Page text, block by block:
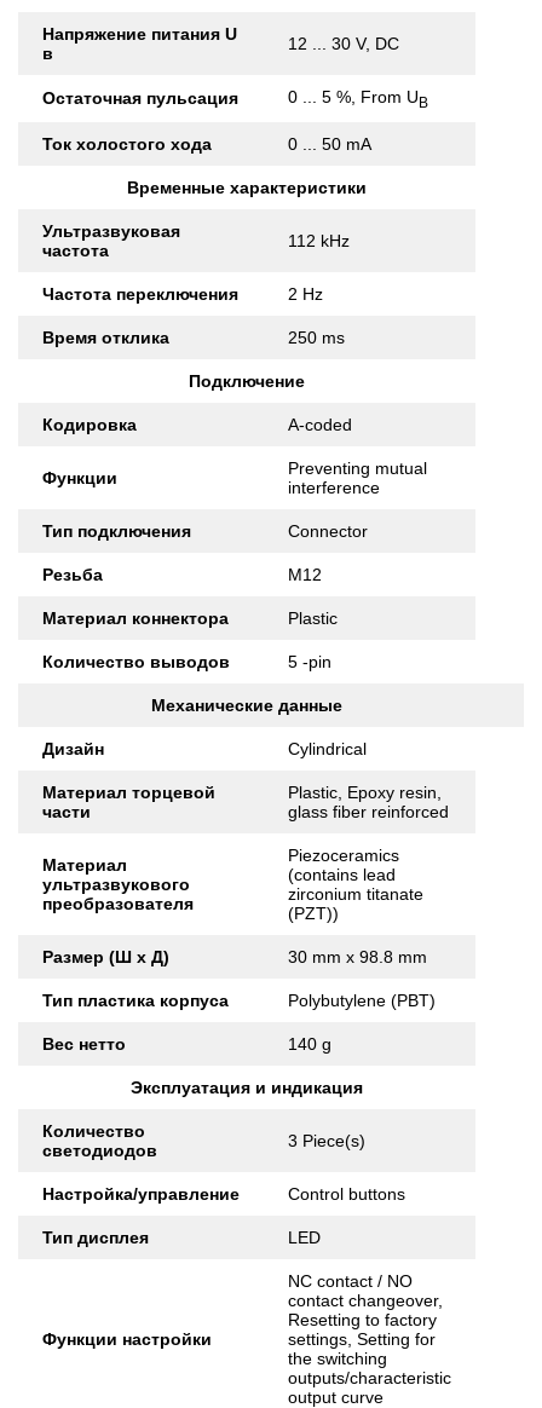
Напряжение питания U
в
12 ... 30 V, DC
Остаточная пульсация 0 ... 5 %, From UB
Ток холостого хода 0 ... 50 mA
Временные характеристики
Ультразвуковая
частота
112 kHz
Частота переключения 2 Hz
Время отклика 250 ms
Подключение
Кодировка A-coded
Функции
Preventing mutual
interference
Тип подключения Connector
Резьба M12
Материал коннектора Plastic
Количество выводов 5 -pin
Механические данные
Дизайн Cylindrical
Материал торцевой
части
Plastic, Epoxy resin,
glass fiber reinforced
Материал
ультразвукового
преобразователя
Piezoceramics
(contains lead
zirconium titanate
(PZT))
Размер (Ш x Д) 30 mm x 98.8 mm
Тип пластика корпуса Polybutylene (PBT)
Вес нетто 140 g
Эксплуатация и индикация
Количество
светодиодов
3 Piece(s)
Настройка/управление Control buttons
Тип дисплея LED
Функции настройки
NC contact / NO
contact changeover,
Resetting to factory
settings, Setting for
the switching
outputs/characteristic
output curve